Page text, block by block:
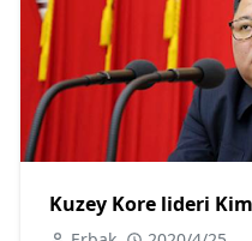
Kuzey Kore lideri